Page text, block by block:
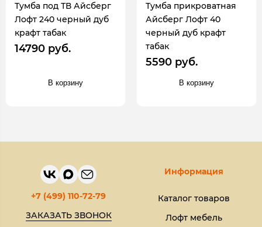
Тумба под ТВ Айсберг
Лофт 240 черный дуб
крафт табак
14790 руб.
В корзину
Тумба прикроватная
Айсберг Лофт 40
черный дуб крафт
табак
5590 руб.
В корзину
+7 (499) 110-72-79
ЗАКАЗАТЬ ЗВОНОК
Информация
Каталог товаров
Лофт мебель